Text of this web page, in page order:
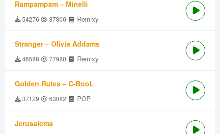
Rampampam – Minelli
54276 87800 Remixy
Stranger – Olivia Addams
46588 77980 Remixy
Golden Rules – C-BooL
37129 63082 POP
Jerusalema